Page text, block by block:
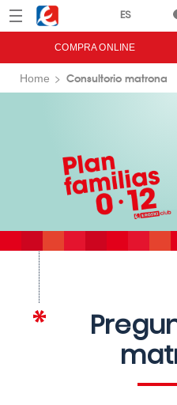
Menú Eroski
COMPRA ONLINE
Home Consultorio matrona